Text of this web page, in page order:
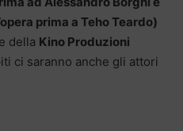
prima a Teho Teardo)
della Kino Produzioni
ci saranno anche gli attori